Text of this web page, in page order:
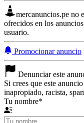
mercanuncios.pe no
ofrecidos en los
usuario.
Promocionar anuncio
Denunciar este
Si crees que este
inapropiado, racista,
Tu nombre*